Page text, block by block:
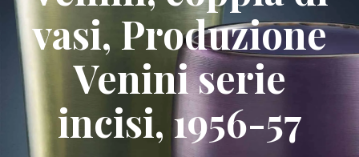
vasi, Produzione
Venini serie
incisi, 1956-57